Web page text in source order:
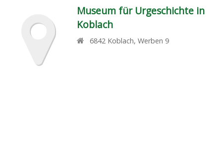
Museum für Urgeschichte in
Koblach
6842 Koblach,Werben 9